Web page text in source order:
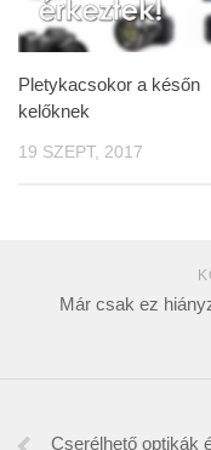
Pletykacsokor a későn
kelőknek
19 SZEPT, 2017
Már csak ez
Cserélhető optikák